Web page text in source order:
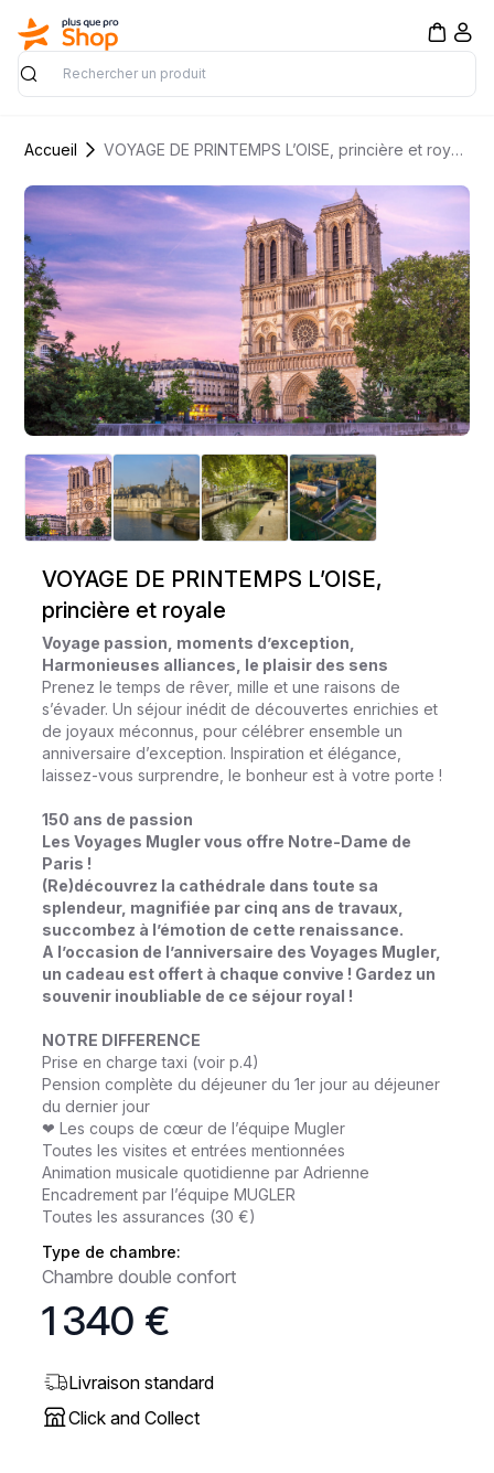
Rechercher
Accueil VOYAGE DE PRINTEMPS L’OISE, princière et royale
VOYAGE DE PRINTEMPS L’OISE,
princière et royale
Voyage passion, moments d’exception,
Harmonieuses alliances, le plaisir des sens
Prenez le temps de rêver, mille et une raisons de
s’évader. Un séjour inédit de découvertes enrichies et
de joyaux méconnus, pour célébrer ensemble un
anniversaire d’exception. Inspiration et élégance,
laissez-vous surprendre, le bonheur est à votre porte !
150 ans de passion
Les Voyages Mugler vous offre Notre-Dame de
Paris !
(Re)découvrez la cathédrale dans toute sa
splendeur, magnifiée par cinq ans de travaux,
succombez à l’émotion de cette renaissance.
A l’occasion de l’anniversaire des Voyages Mugler,
un cadeau est offert à chaque convive ! Gardez un
souvenir inoubliable de ce séjour royal !
NOTRE DIFFERENCE
Prise en charge taxi (voir p.4)
Pension complète du déjeuner du 1er jour au déjeuner
du dernier jour
❤ Les coups de cœur de l’équipe Mugler
Toutes les visites et entrées mentionnées
Animation musicale quotidienne par Adrienne
Encadrement par l’équipe MUGLER
Toutes les assurances (30 €)
Type de chambre:
Chambre double confort
1 340 €
Livraison standard
Click and Collect